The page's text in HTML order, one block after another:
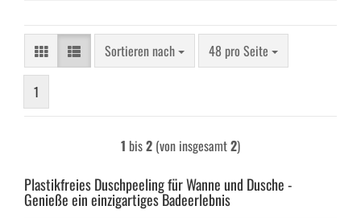
Sortieren nach
Sortieren nach 48 pro Seite
pro Seite
1
1 bis2 (von insgesamt2)
Plastikfreies Duschpeeling für Wanne und Dusche -
Genieße ein einzigartiges Badeerlebnis